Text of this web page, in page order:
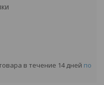
в течение 14 дней по